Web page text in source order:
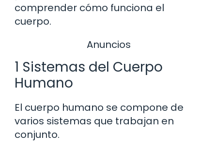
comprender cómo funciona el
cuerpo.
Anuncios
1 Sistemas del Cuerpo
Humano
El cuerpo humano se compone de
varios sistemas que trabajan en
conjunto.